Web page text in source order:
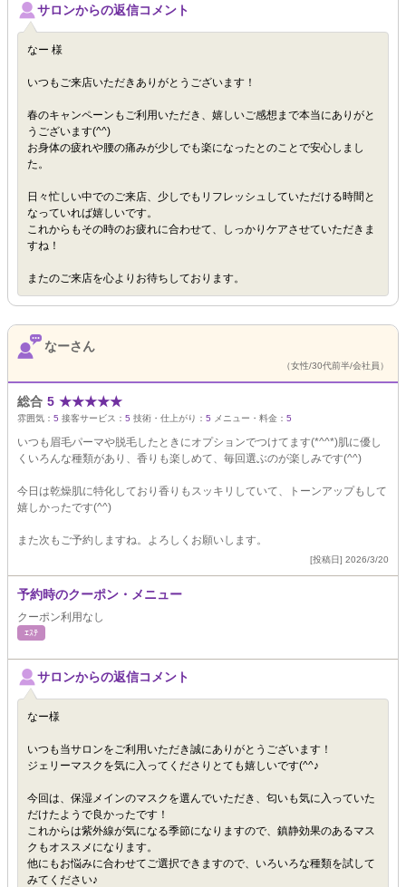
サロンからの返信コメント
なー 様
いつもご来店いただきありがとうございます！
春のキャンペーンもご利用いただき、嬉しいご感想まで本当にありがと
うございます(^^)
お身体の疲れや腰の痛みが少しでも楽になったとのことで安心しまし
た。
日々忙しい中でのご来店、少しでもリフレッシュしていただける時間と
なっていれば嬉しいです。
これからもその時のお疲れに合わせて、しっかりケアさせていただきま
すね！
またのご来店を心よりお待ちしております。
なーさん
（女性/30代前半/会社員）
総合 5 ★★★★★
雰囲気： 5 接客サービス： 5 技術・仕上がり： 5 メニュー・料金： 5
いつも眉毛パーマや脱毛したときにオプションでつけてます(*^^*)肌に優し
くいろんな種類があり、香りも楽しめて、毎回選ぶのが楽しみです(^^)
今日は乾燥肌に特化しており香りもスッキリしていて、トーンアップもして
嬉しかったです(^^)
また次もご予約しますね。よろしくお願いします。
[投稿日] 2026/3/20
予約時のクーポン・メニュー
クーポン利用なし
ｴｽﾃ
サロンからの返信コメント
なー様
いつも当サロンをご利用いただき誠にありがとうございます！
ジェリーマスクを気に入ってくださりとても嬉しいです(^^♪
今回は、保湿メインのマスクを選んでいただき、匂いも気に入っていた
だけたようで良かったです！
これからは紫外線が気になる季節になりますので、鎮静効果のあるマス
クもオススメになります。
他にもお悩みに合わせてご選択できますので、いろいろな種類を試して
みてください♪